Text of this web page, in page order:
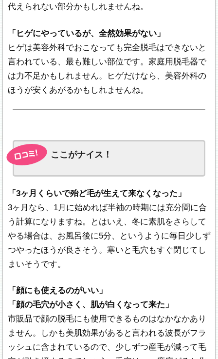
代えられない部分かもしれませんね。
「ヒゲにやっているが、全然効果がない」
ヒゲは美容外科でおこなっても完全脱毛はできないと
言われている、最も難しい部位です。家庭用脱毛器で
は力不足かもしれません。ヒゲだけなら、美容外科の
ほうが安くあがるかもしれませんね。
ここがナイス！
「3ヶ月くらいで殆ど毛が生えて来なくなった」
3ヶ月なら、1月に始めれば半袖の時期には充分間に合
う計算になりますね。とはいえ、冬に素肌をさらして
やる場合は、お風呂後に5分、というように毎日少しず
つやったほうが良さそう。寒いと毛穴もすぐ閉じてし
まいそうです。
「顔にも使えるのがいい」
「顔の毛穴が小さく、肌が白くなって来た」
市販品で顔の脱毛にも使用できるものはなかなかあり
ません。しかも美肌効果があると言われる波長がフラ
ッシュに含まれているので、少しずつ産毛が減って毛